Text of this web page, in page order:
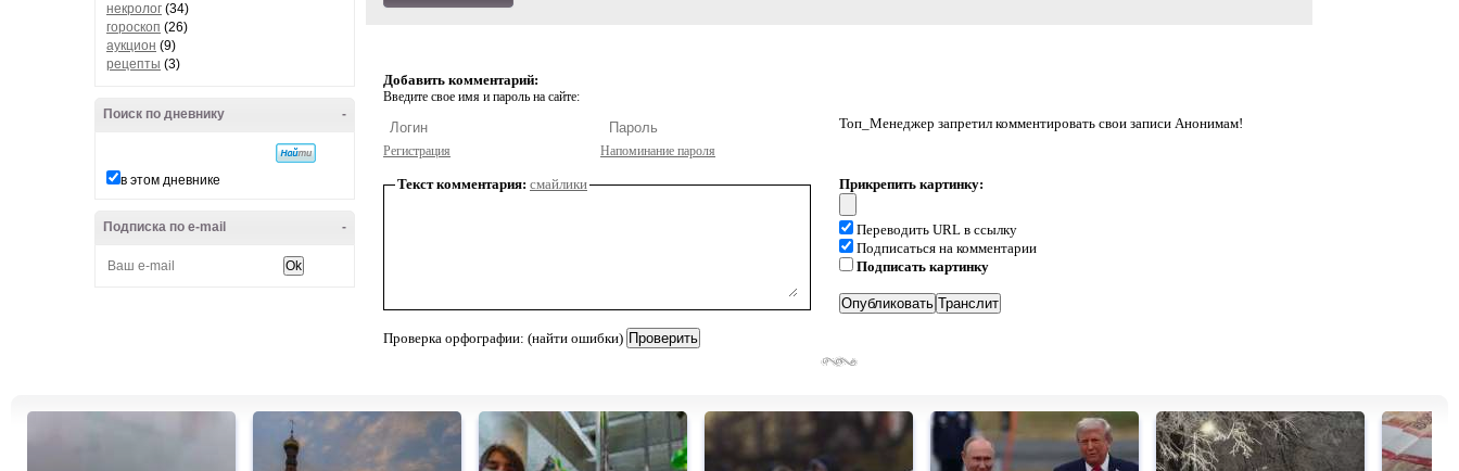
некролог (34)
гороскоп (26)
аукцион (9)
рецепты (3)
-
Поиск по дневнику
в этом дневнике
-
Подписка по e-mail
Добавить комментарий:
Введите свое имя и пароль на сайте:
Регистрация Напоминание пароля
Топ_Менеджер запретил комментировать свои записи Анонимам!
Текст комментария: смайлики
Проверка орфографии: (найти ошибки)
Прикрепить картинку:
Переводить URL в ссылку
Подписаться на комментарии
Подписать картинку